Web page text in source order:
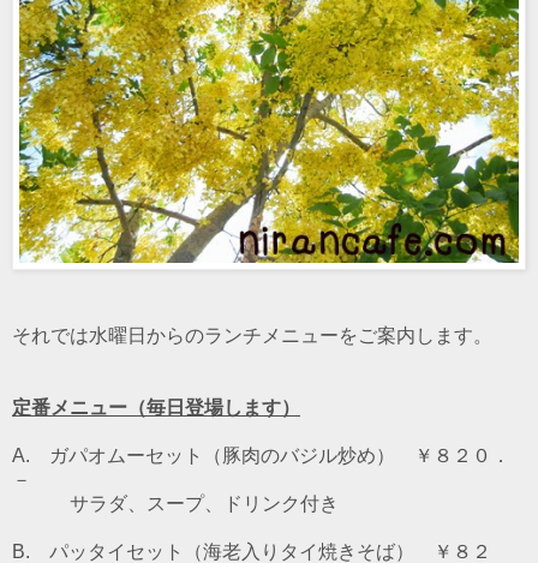
それでは水曜日からのランチメニューをご案内します。
定番メニュー（毎日登場します）
A. ガパオムーセット（豚肉のバジル炒め） ￥８２０．
－
サラダ、スープ、ドリンク付き
B. パッタイセット（海老入りタイ焼きそば） ￥８２